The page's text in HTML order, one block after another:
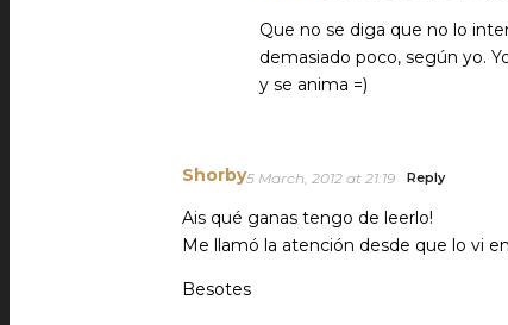
Que no se diga que no lo
demasiado poco, según yo.
y se anima =)
Shorby5 March, 2012 at 21:19 Reply
Ais qué ganas tengo de leerlo!
Me llamó la atención desde que lo vi
Besotes